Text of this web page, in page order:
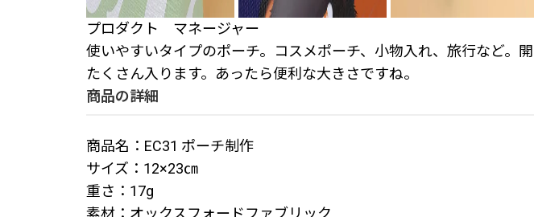
プロダクト マネージャー
使いやすいタイプのポーチ。コスメポーチ、小物入れ、旅行など。
たくさん入ります。あったら便利な大きさですね。
商品の詳細
商品名：EC31 ポーチ制作
サイズ：12×23㎝
重さ：17g
素材：オックスフォードファブリック